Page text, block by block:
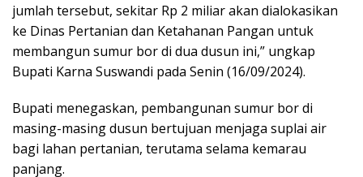
jumlah tersebut, sekitar Rp 2 miliar akan dialokasikan
ke Dinas Pertanian dan Ketahanan Pangan untuk
membangun sumur bor di dua dusun ini,” ungkap
Bupati Karna Suswandi pada Senin (16/09/2024).
Bupati menegaskan, pembangunan sumur bor di
masing-masing dusun bertujuan menjaga suplai air
bagi lahan pertanian, terutama selama kemarau
panjang.